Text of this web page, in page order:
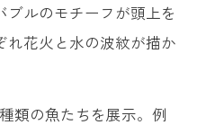
ルのモチーフが頭上を
花火と水の波紋が描か
類の魚たちを展示。例